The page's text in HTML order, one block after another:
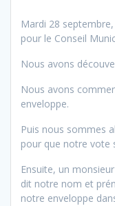
Mardi 28
pour le Conseil
Nous avons
Nous avons
enveloppe.
Puis nous sommes
pour que notre vote
Ensuite, un
dit notre nom et
notre enveloppe